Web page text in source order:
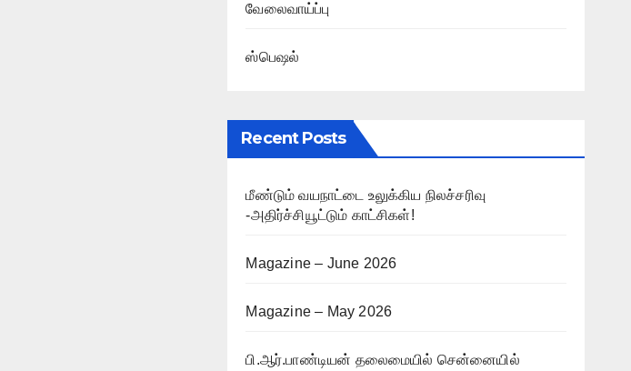
வேலைவாய்ப்பு
ஸ்பெஷல்
Recent Posts
மீண்டும் வயநாட்டை உலுக்கிய நிலச்சரிவு
-அதிர்ச்சியூட்டும் காட்சிகள்!
Magazine – June 2026
Magazine – May 2026
பி.ஆர்.பாண்டியன் தலைமையில் சென்னையில்